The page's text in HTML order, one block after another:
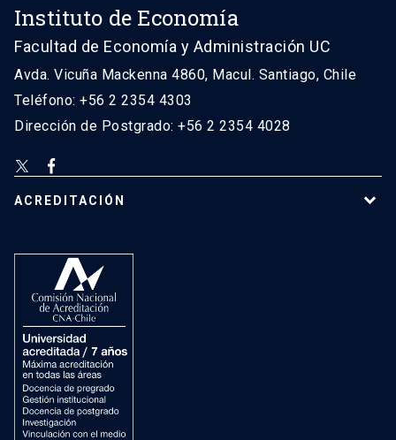
Instituto de Economía
Facultad de Economía y Administración UC
Avda. Vicuña Mackenna 4860, Macul. Santiago, Chile
Teléfono: +56 2 2354 4303
Dirección de Postgrado: +56 2 2354 4028
ACREDITACIÓN